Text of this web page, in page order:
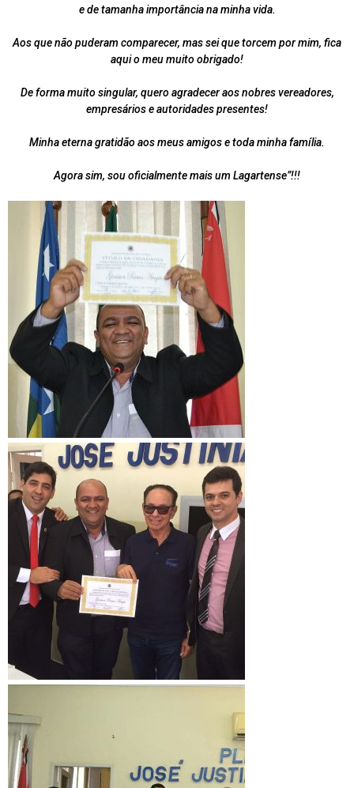
e de tamanha importância na minha vida.
Aos que não puderam comparecer, mas sei que torcem por mim, fica
aqui o meu muito obrigado!
De forma muito singular, quero agradecer aos nobres vereadores,
empresários e autoridades presentes!
Minha eterna gratidão aos meus amigos e toda minha família.
Agora sim, sou oficialmente mais um Lagartense”!!!